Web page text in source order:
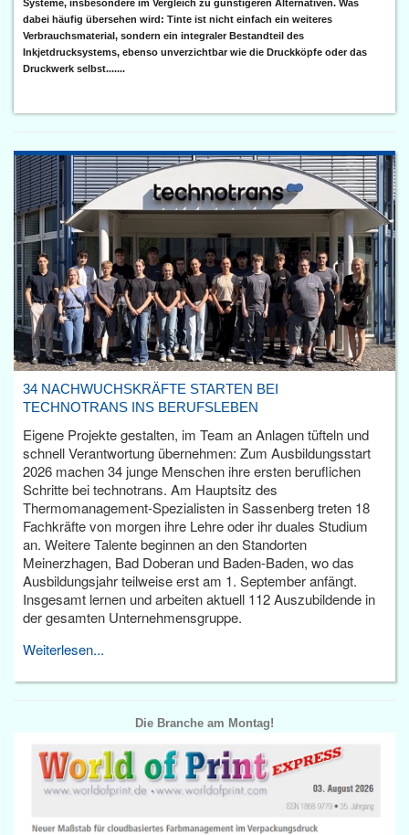
Systeme, insbesondere im Vergleich zu günstigeren Alternativen. Was
dabei häufig übersehen wird: Tinte ist nicht einfach ein weiteres
Verbrauchsmaterial, sondern ein integraler Bestandteil des
Inkjetdrucksystems, ebenso unverzichtbar wie die Druckköpfe oder das
Druckwerk selbst.......
34 NACHWUCHSKRÄFTE STARTEN BEI
TECHNOTRANS INS BERUFSLEBEN
Eigene Projekte gestalten, im Team an Anlagen tüfteln und
schnell Verantwortung übernehmen: Zum Ausbildungsstart
2026 machen 34 junge Menschen ihre ersten beruflichen
Schritte bei technotrans. Am Hauptsitz des
Thermomanagement-Spezialisten in Sassenberg treten 18
Fachkräfte von morgen ihre Lehre oder ihr duales Studium
an. Weitere Talente beginnen an den Standorten
Meinerzhagen, Bad Doberan und Baden-Baden, wo das
Ausbildungsjahr teilweise erst am 1. September anfängt.
Insgesamt lernen und arbeiten aktuell 112 Auszubildende in
der gesamten Unternehmensgruppe.
Weiterlesen...
Die Branche am Montag!